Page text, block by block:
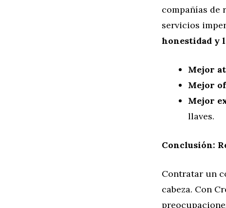
compañías de
servicios
honestidad y
Mejor
Mejor
Mejor
llaves.
Conclusión:
Contratar un
cabeza. Con